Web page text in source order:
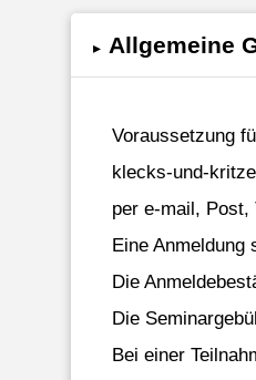
▸ Allgemeine
Voraussetzung
klecks-und-
per e-mail, Post,
Eine
Die
Die
Bei einer